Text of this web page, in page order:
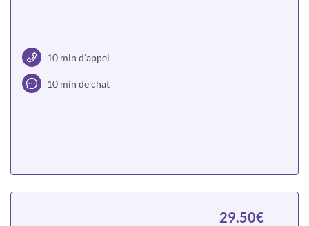
10 min d’appel
10 min de chat
29.50€